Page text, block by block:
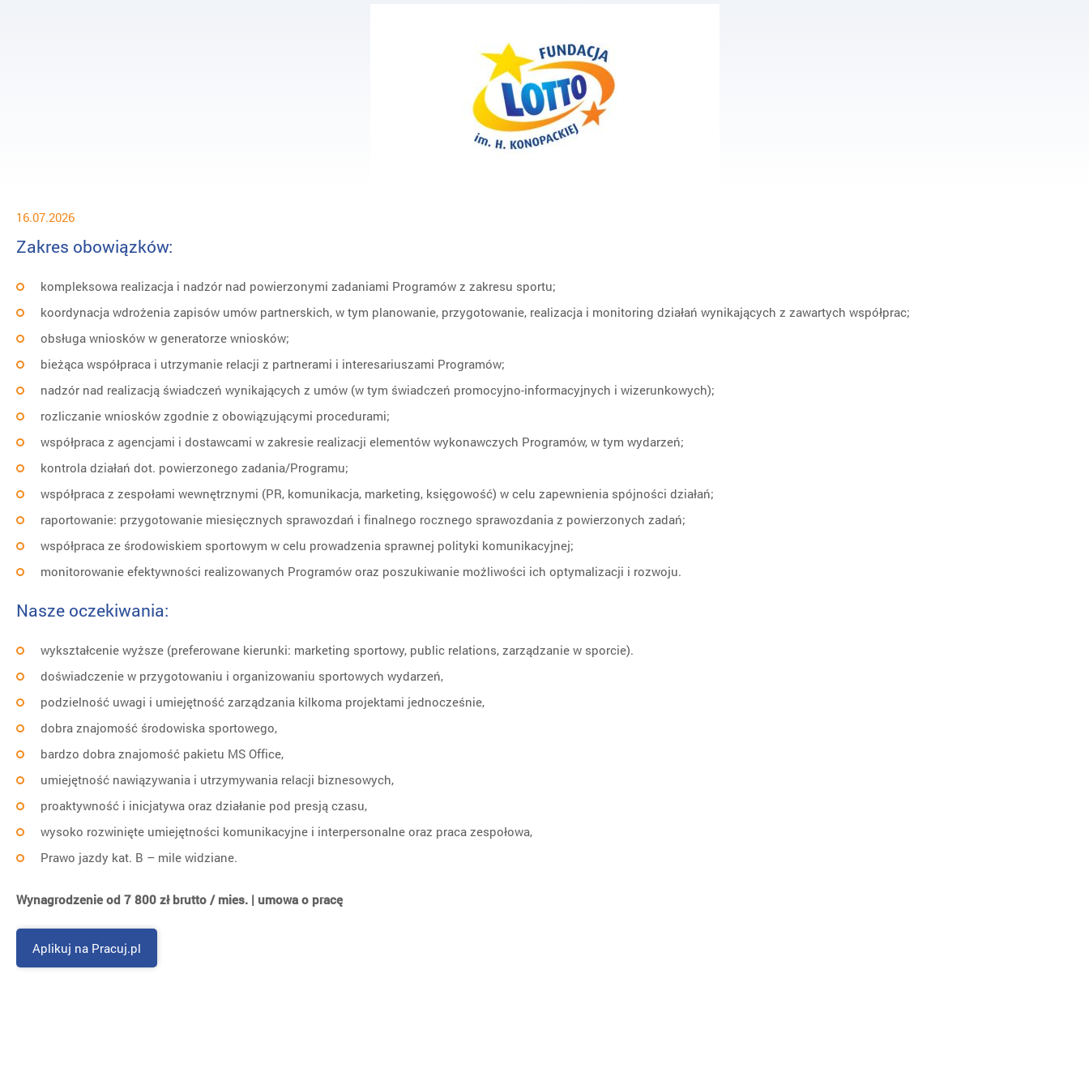
16.07.2026
Zakres obowiązków:
kompleksowa realizacja i nadzór nad powierzonymi zadaniami Programów z zakresu sportu;
koordynacja wdrożenia zapisów umów partnerskich, w tym planowanie, przygotowanie, realizacja i monitoring działań wynikających z zawartych współprac;
obsługa wniosków w generatorze wniosków;
bieżąca współpraca i utrzymanie relacji z partnerami i interesariuszami Programów;
nadzór nad realizacją świadczeń wynikających z umów (w tym świadczeń promocyjno-informacyjnych i wizerunkowych);
rozliczanie wniosków zgodnie z obowiązującymi procedurami;
współpraca z agencjami i dostawcami w zakresie realizacji elementów wykonawczych Programów, w tym wydarzeń;
kontrola działań dot. powierzonego zadania/Programu;
współpraca z zespołami wewnętrznymi (PR, komunikacja, marketing, księgowość) w celu zapewnienia spójności działań;
raportowanie: przygotowanie miesięcznych sprawozdań i finalnego rocznego sprawozdania z powierzonych zadań;
współpraca ze środowiskiem sportowym w celu prowadzenia sprawnej polityki komunikacyjnej;
monitorowanie efektywności realizowanych Programów oraz poszukiwanie możliwości ich optymalizacji i rozwoju.
Nasze oczekiwania:
wykształcenie wyższe (preferowane kierunki: marketing sportowy, public relations, zarządzanie w sporcie).
doświadczenie w przygotowaniu i organizowaniu sportowych wydarzeń,
podzielność uwagi i umiejętność zarządzania kilkoma projektami jednocześnie,
dobra znajomość środowiska sportowego,
bardzo dobra znajomość pakietu MS Office,
umiejętność nawiązywania i utrzymywania relacji biznesowych,
proaktywność i inicjatywa oraz działanie pod presją czasu,
wysoko rozwinięte umiejętności komunikacyjne i interpersonalne oraz praca zespołowa,
Prawo jazdy kat. B – mile widziane.
Wynagrodzenie od 7 800 zł brutto / mies. | umowa o pracę
Aplikuj na Pracuj.pl